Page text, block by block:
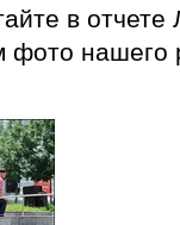
в
фото